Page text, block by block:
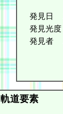
発見日
発見光度
発見者
軌道要素